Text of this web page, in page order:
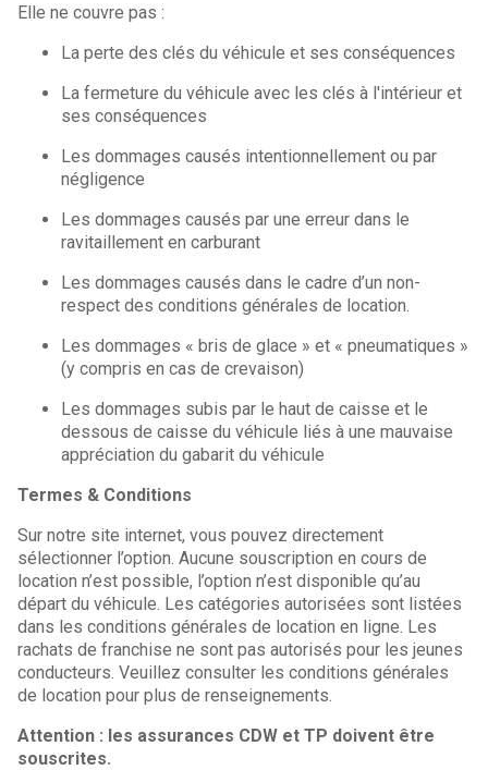
Elle ne couvre pas :
La perte des clés du véhicule et ses conséquences
La fermeture du véhicule avec les clés à l'intérieur et
ses conséquences
Les dommages causés intentionnellement ou par
négligence
Les dommages causés par une erreur dans le
ravitaillement en carburant
Les dommages causés dans le cadre d’un non-
respect des conditions générales de location.
Les dommages « bris de glace » et « pneumatiques »
(y compris en cas de crevaison)
Les dommages subis par le haut de caisse et le
dessous de caisse du véhicule liés à une mauvaise
appréciation du gabarit du véhicule
Termes & Conditions
Sur notre site internet, vous pouvez directement
sélectionner l’option. Aucune souscription en cours de
location n’est possible, l’option n’est disponible qu’au
départ du véhicule. Les catégories autorisées sont listées
dans les conditions générales de location en ligne. Les
rachats de franchise ne sont pas autorisés pour les jeunes
conducteurs. Veuillez consulter les conditions générales
de location pour plus de renseignements.
Attention : les assurances CDW et TP doivent être
souscrites.